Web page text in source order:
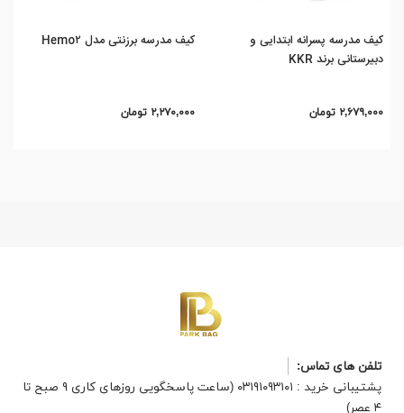
کیف مدرسه پسرانه ابتدایی و
دبیرستانی برند KKR
۲,۶۷۹,۰۰۰ تومان
کیف مدرسه برزنتی مدل Hemo۲
۲,۲۷۰,۰۰۰ تومان
تلفن های تماس:
پشتیبانی خرید : ۰۳۱۹۱۰۹۳۱۰۱ (ساعت پاسخگویی روزهای کاری ۹ صبح تا
۴ عصر)